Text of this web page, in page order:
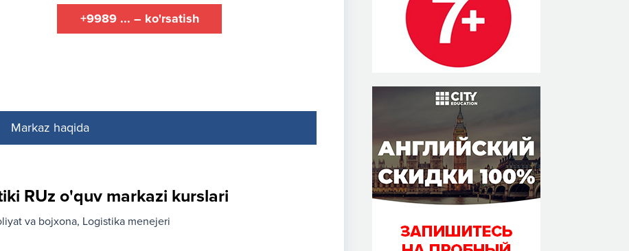
+9989 ... – ko'rsatish
Markaz haqida
RUz o'quv markazi kurslari
va bojхona Logistika menejeri